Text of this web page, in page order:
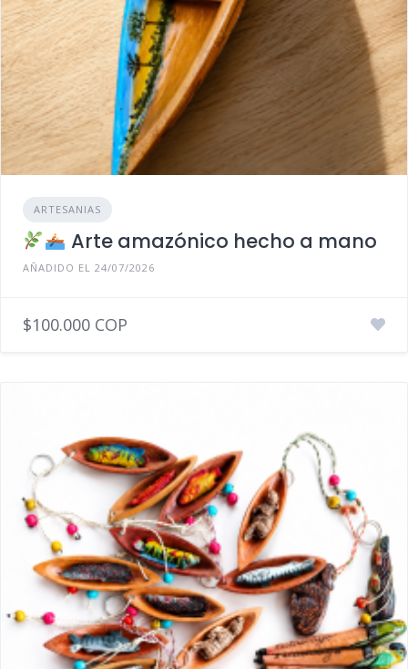
ARTESANIAS
Arte amazónico hecho a mano
AÑADIDO EL 24/07/2026
$100.000 COP